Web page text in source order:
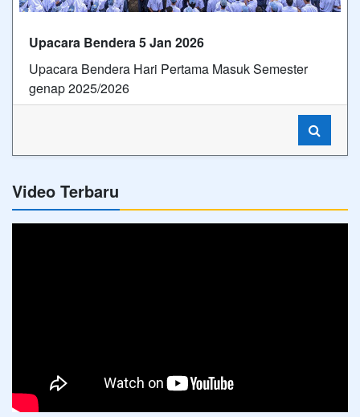
Upacara Bendera 5 Jan 2026
Upacara Bendera Hari Pertama Masuk Semester
genap 2025/2026
Video Terbaru